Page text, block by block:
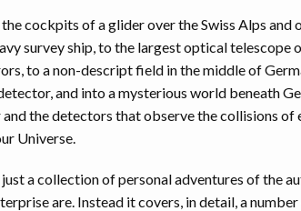
cockpits of a glider over the Swiss Alps and
survey ship, to the largest optical
to a non-descript field in the middle of
and into a mysterious world beneath
the detectors that observe the collisions
Universe.
a collection of personal adventures of the
are. Instead it covers, in detail, a